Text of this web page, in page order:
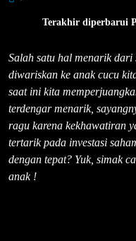
Terakhir diperbarui
Salah satu hal menarik dari
diwariskan ke anak cucu
saat ini kita
terdengar menarik,
ragu karena kekhawatiran
tertarik pada investasi
dengan tepat? Yuk, simak
anak !